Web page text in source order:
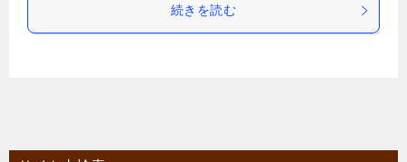
続きを読む